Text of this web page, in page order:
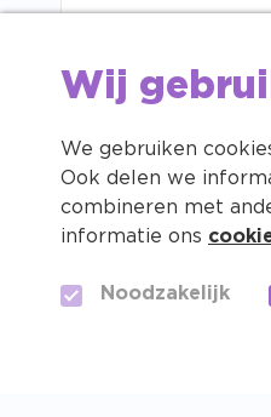
Vacatures
Investeren in
Wij
We gebruiken
Ook delen we
combineren met
informatie ons
Noodzakelijk